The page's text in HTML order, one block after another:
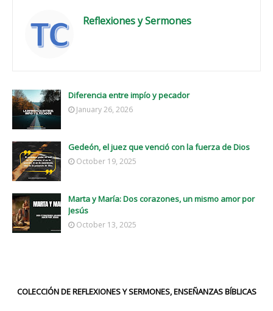
Reflexiones y Sermones
Diferencia entre impío y pecador
January 26, 2026
Gedeón, el juez que venció con la fuerza de Dios
October 19, 2025
Marta y María: Dos corazones, un mismo amor por
Jesús
October 13, 2025
COLECCIÓN DE REFLEXIONES Y SERMONES, ENSEÑANZAS BÍBLICAS